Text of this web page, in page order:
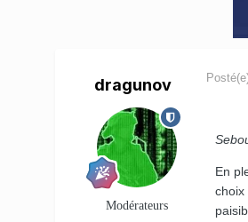
dragunov
Modérateurs
En
choix